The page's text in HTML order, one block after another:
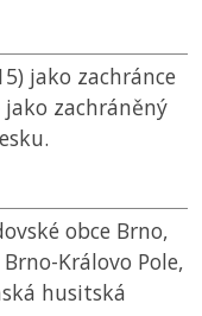
jako zachránce
zachráněný
obce Brno,
Brno-Královo Pole,
husitská